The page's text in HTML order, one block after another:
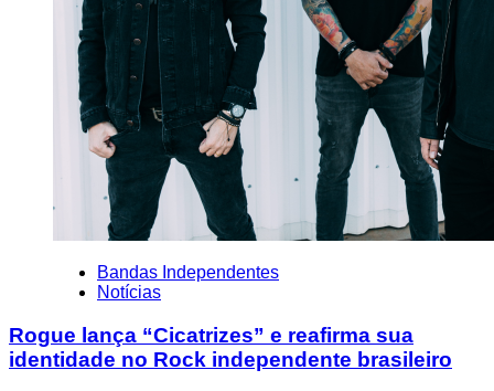
Bandas Independentes
Notícias
Rogue lança “Cicatrizes” e reafirma sua
identidade no Rock independente brasileiro